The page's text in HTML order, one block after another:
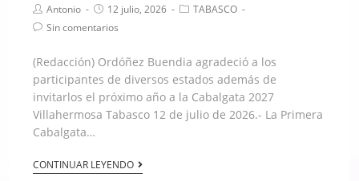
Antonio 12 julio, 2026
TABASCO
Sin comentarios
(Redacción) Ordóñez Buendia agradeció a los
participantes de diversos estados además de
invitarlos el próximo año a la Cabalgata 2027
Villahermosa Tabasco 12 de julio de 2026.- La Primera
Cabalgata…
CONTINUAR LEYENDO